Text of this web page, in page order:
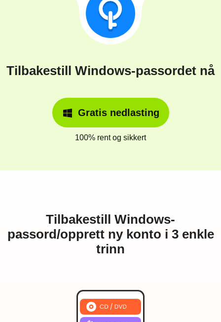
Tilbakestill Windows-passordet nå
Gratis nedlasting
100% rent og sikkert
Tilbakestill Windows-
passord/opprett ny konto i 3 enkle
trinn